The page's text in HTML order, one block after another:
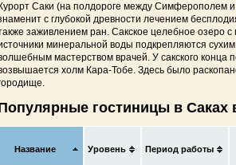
Саки (на полдороге между Симферополем и
с глубокой древности лечением
заживлением ран. Сакское целебное озеро с
минеральной воды подкрепляются
мастерством врачей. У сакского конца
холм Кара-Тобе. Здесь было
гостиницы в Саках
Название Уровень Период работы